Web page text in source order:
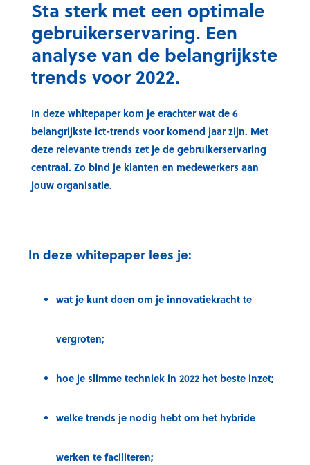
Sta sterk met een optimale
gebruikerservaring. Een
analyse van de belangrijkste
trends voor 2022.
In deze whitepaper kom je erachter wat de 6
belangrijkste ict-trends voor komend jaar zijn. Met
deze relevante trends zet je de gebruikerservaring
centraal. Zo bind je klanten en medewerkers aan
jouw organisatie.
In deze whitepaper lees je:
wat je kunt doen om je innovatiekracht te
vergroten;
hoe je slimme techniek in 2022 het beste inzet;
welke trends je nodig hebt om het hybride
werken te faciliteren;